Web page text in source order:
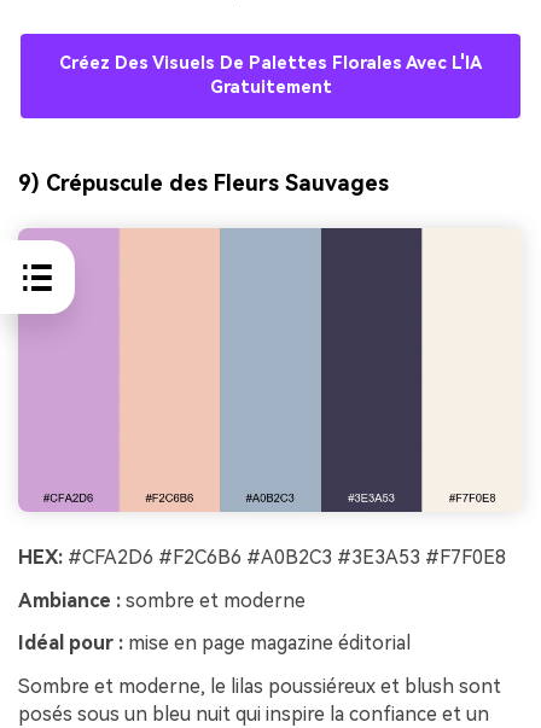
Créez Des Visuels De Palettes Florales Avec L'IA
Gratuitement
9) Crépuscule des Fleurs Sauvages
HEX: #CFA2D6 #F2C6B6 #A0B2C3 #3E3A53 #F7F0E8
Ambiance : sombre et moderne
Idéal pour : mise en page magazine éditorial
Sombre et moderne, le lilas poussiéreux et blush sont
posés sous un bleu nuit qui inspire la confiance et un